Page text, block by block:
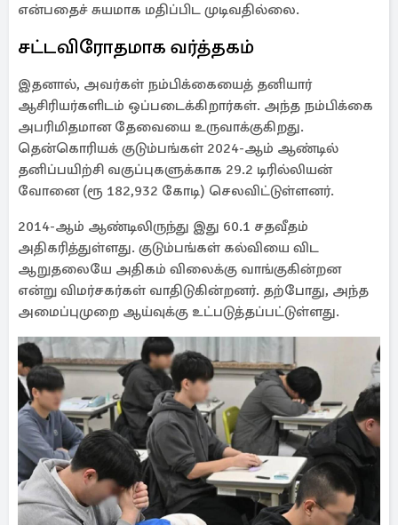
என்பதைச் சுயமாக மதிப்பிட முடிவதில்லை.
சட்டவிரோதமாக வர்த்தகம்
இதனால், அவர்கள் நம்பிக்கையைத் தனியார்
ஆசிரியர்களிடம் ஒப்படைக்கிறார்கள். அந்த நம்பிக்கை
அபரிமிதமான தேவையை உருவாக்குகிறது.
தென்கொரியக் குடும்பங்கள் 2024-ஆம் ஆண்டில்
தனிப்பயிற்சி வகுப்புகளுக்காக 29.2 டிரில்லியன்
வோனை (ரூ 182,932 கோடி) செலவிட்டுள்ளனர்.
2014-ஆம் ஆண்டிலிருந்து இது 60.1 சதவீதம்
அதிகரித்துள்ளது. குடும்பங்கள் கல்வியை விட
ஆறுதலையே அதிகம் விலைக்கு வாங்குகின்றன
என்று விமர்சகர்கள் வாதிடுகின்றனர். தற்போது, ​​அந்த
அமைப்புமுறை ஆய்வுக்கு உட்படுத்தப்பட்டுள்ளது.